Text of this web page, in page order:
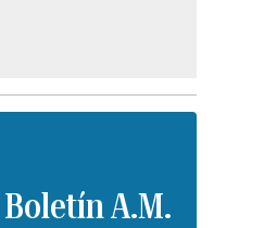
Boletín A.M.